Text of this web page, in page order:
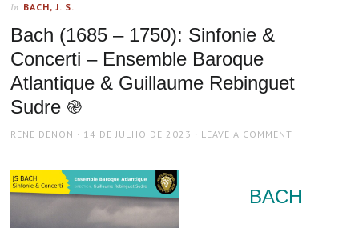
In BACH, J. S.
Bach (1685 – 1750): Sinfonie &
Concerti – Ensemble Baroque
Atlantique & Guillaume Rebinguet
Sudre ֎
AUTHOR
RENÉ DENON
POSTED
14 DE JULHO DE 2023 LEAVE A COMMENT
BACH